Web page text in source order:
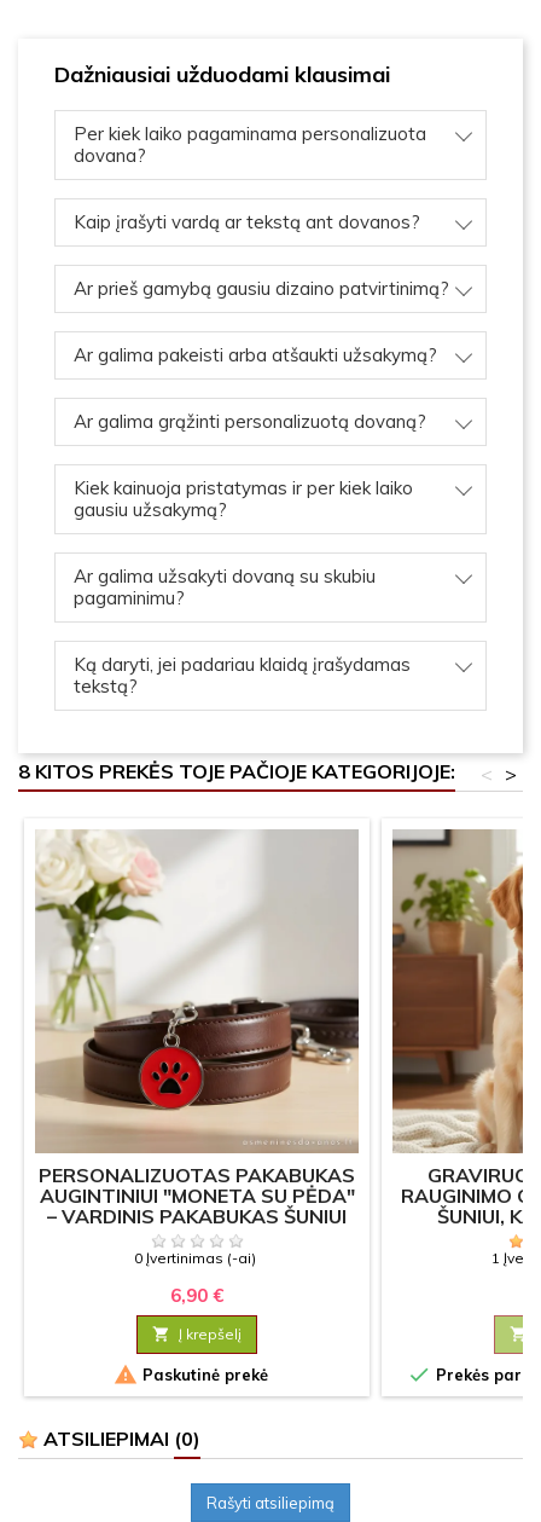
Dažniausiai užduodami klausimai
Per kiek laiko pagaminama personalizuota
dovana?
Kaip įrašyti vardą ar tekstą ant dovanos?
Ar prieš gamybą gausiu dizaino patvirtinimą?
Ar galima pakeisti arba atšaukti užsakymą?
Ar galima grąžinti personalizuotą dovaną?
Kiek kainuoja pristatymas ir per kiek laiko
gausiu užsakymą?
Ar galima užsakyti dovaną su skubiu
pagaminimu?
Ką daryti, jei padariau klaidą įrašydamas
tekstą?
8 KITOS PREKĖS TOJE PAČIOJE KATEGORIJOJE: >
<
PERSONALIZUOTAS PAKABUKAS
AUGINTINIUI "MONETA SU PĖDA"
– VARDINIS PAKABUKAS ŠUNIUI
AR KATEI
0 Įvertinimas (-ai)
6,90 €
 Į krepšelį
 Paskutinė prekė
RAUGINIMO
ŠUNIUI,
1

 Prekės
ATSILIEPIMAI (0)
Rašyti atsiliepimą